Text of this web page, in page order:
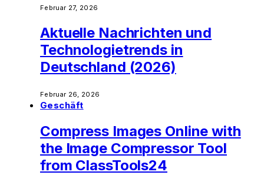
Februar 27, 2026
Aktuelle Nachrichten und
Technologietrends in
Deutschland (2026)
Februar 26, 2026
Geschäft
Compress Images Online with
the Image Compressor Tool
from ClassTools24